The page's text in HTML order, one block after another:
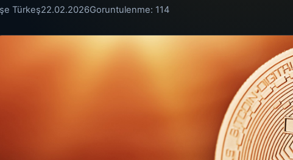
Türkeş22.02.2026Goruntulenme: 114